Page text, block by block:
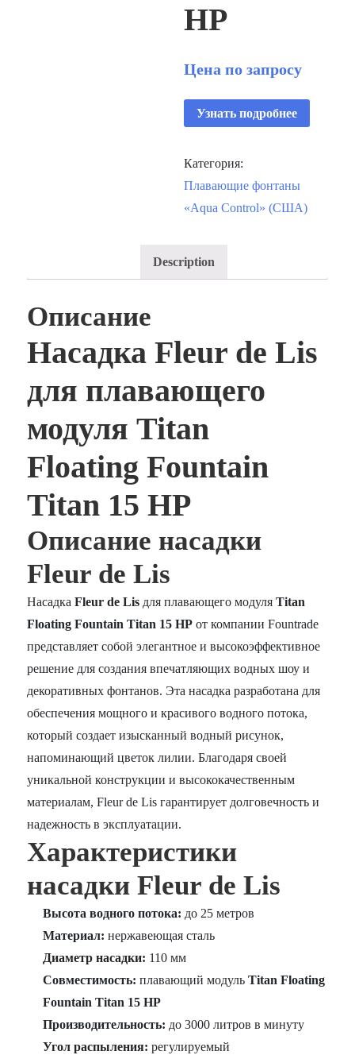
HP
Цена по запросу
Узнать подробнее
Категория:
Плавающие фонтаны
«Aqua Control» (США)
Description
Описание
Насадка Fleur de Lis
для плавающего
модуля Titan
Floating Fountain
Titan 15 HP
Описание насадки
Fleur de Lis
НасадкаFleur de Lis для плавающего модуляTitan
Floating Fountain Titan 15 HP от компании Fountrade
представляет собой элегантное и высокоэффективное
решение для создания впечатляющих водных шоу и
декоративных фонтанов. Эта насадка разработана для
обеспечения мощного и красивого водного потока,
который создает изысканный водный рисунок,
напоминающий цветок лилии. Благодаря своей
уникальной конструкции и высококачественным
материалам, Fleur de Lis гарантирует долговечность и
надежность в эксплуатации.
Характеристики
насадки Fleur de Lis
Высота водного потока: до 25 метров
Материал: нержавеющая сталь
Диаметр насадки: 110 мм
Совместимость: плавающий модульTitan Floating
Fountain Titan 15 HP
Производительность: до 3000 литров в минуту
Угол распыления: регулируемый